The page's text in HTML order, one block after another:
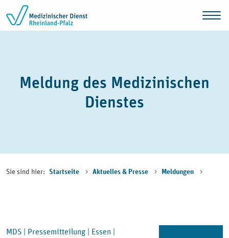
Zum Inhalt springen
Meldung des Medizinischen
Dienstes
Sie sind hier: Startseite Aktuelles & Presse Meldungen
MDS | Pressemitteilung | Essen |